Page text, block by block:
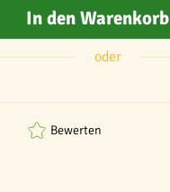
In den Warenkorb
oder
Bewerten